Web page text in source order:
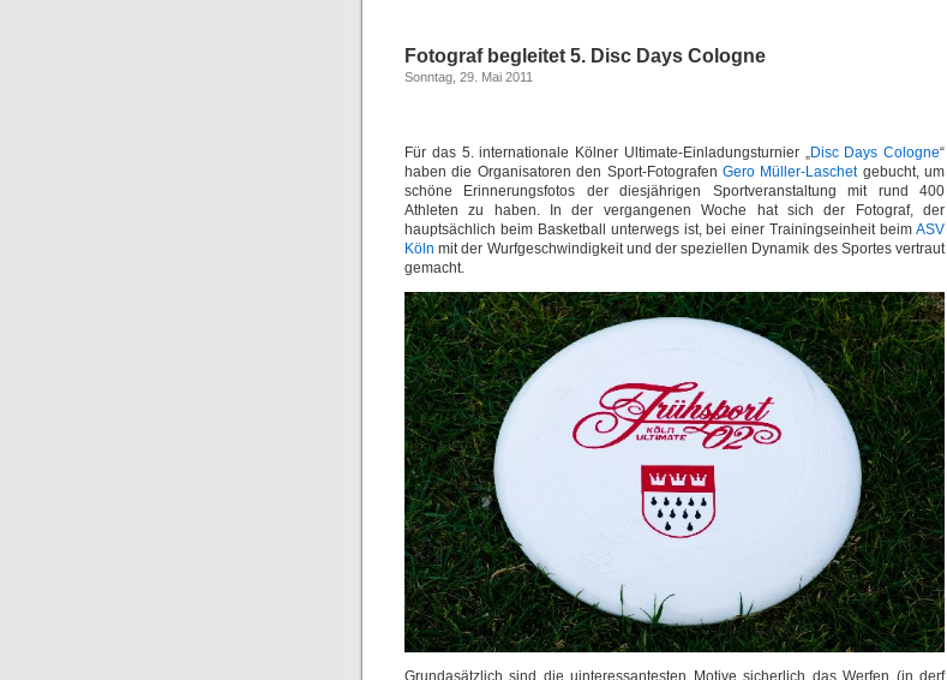
Fotograf begleitet 5. Disc Days Cologne
Sonntag, 29. Mai 2011
Für das 5. internationale Kölner Ultimate-Einladungsturnier „Disc Days Cologne“
haben die Organisatoren den Sport-Fotografen Gero Müller-Laschetgebucht, um
schöne Erinnerungsfotos der diesjährigen Sportveranstaltung mit rund 400
Athleten zu haben. In der vergangenen Woche hat sich der Fotograf, der
hauptsächlich beim Basketball unterwegs ist, bei einer Trainingseinheit beim ASV
Kölnmit der Wurfgeschwindigkeit und der speziellen Dynamik des Sportes vertraut
gemacht.
Grundasätzlich sind die uinteressantesten Motive sicherlich das Werfen (in derf